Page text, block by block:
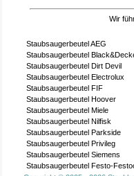
Wir
Staubsaugerbeutel AEG
Staubsaugerbeutel
Staubsaugerbeutel Dirt Devil
Staubsaugerbeutel Electrolux
Staubsaugerbeutel FIF
Staubsaugerbeutel Hoover
Staubsaugerbeutel Miele
Staubsaugerbeutel Nilfisk
Staubsaugerbeutel Parkside
Staubsaugerbeutel Privileg
Staubsaugerbeutel Siemens
Staubsaugerbeutel Festo-